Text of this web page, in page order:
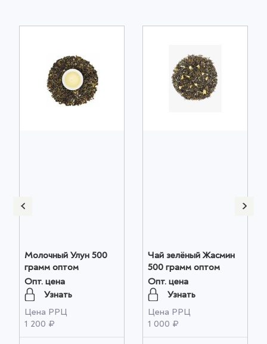
Молочный Улун 500
грамм оптом
Опт. цена
Узнать
Цена РРЦ
1 200 ₽
Чай зелёный Жасмин
500 грамм оптом
Опт. цена
Узнать
Цена РРЦ
1 000 ₽